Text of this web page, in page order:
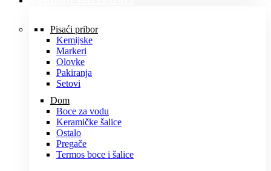
Pisaći pribor
Kemijske
Markeri
Olovke
Pakiranja
Setovi
Dom
Boce za vodu
Keramičke šalice
Ostalo
Pregače
Termos boce i šalice